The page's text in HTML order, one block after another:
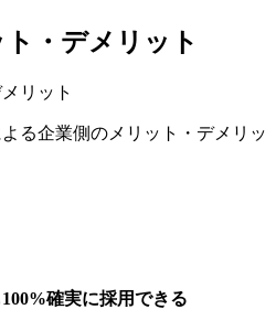
・デメリット
る企業側のメリット・デメリッ
確実に採用できる